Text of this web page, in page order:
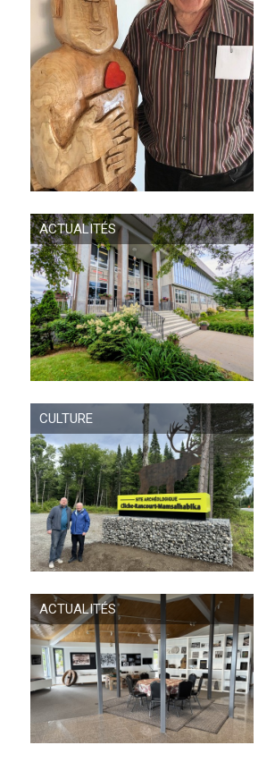
ACTUALITÉS
CULTURE
ACTUALITÉS